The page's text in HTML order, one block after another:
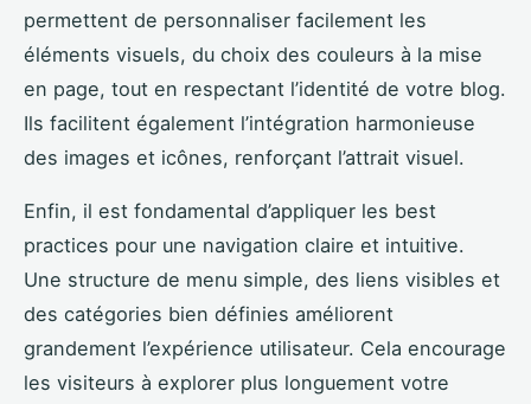
permettent de personnaliser facilement les
éléments visuels, du choix des couleurs à la mise
en page, tout en respectant l’identité de votre blog.
Ils facilitent également l’intégration harmonieuse
des images et icônes, renforçant l’attrait visuel.
Enfin, il est fondamental d’appliquer les best
practices pour une navigation claire et intuitive.
Une structure de menu simple, des liens visibles et
des catégories bien définies améliorent
grandement l’expérience utilisateur. Cela encourage
les visiteurs à explorer plus longuement votre